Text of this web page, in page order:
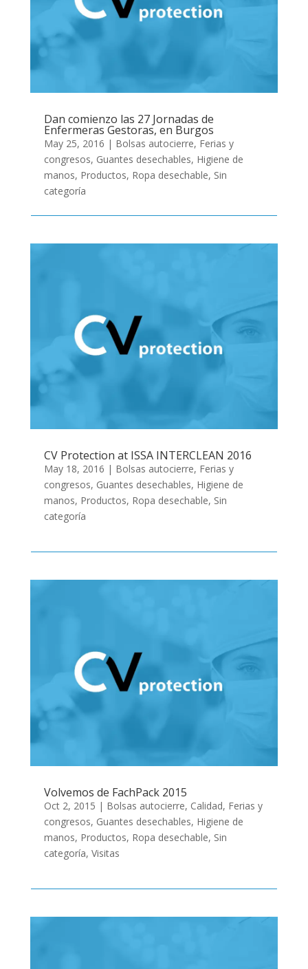
Dan comienzo las 27 Jornadas de
Enfermeras Gestoras, en Burgos
May 25, 2016 | Bolsas autocierre, Ferias y
congresos, Guantes desechables, Higiene de
manos, Productos, Ropa desechable, Sin
categoría
CV Protection at ISSA INTERCLEAN 2016
May 18, 2016 | Bolsas autocierre, Ferias y
congresos, Guantes desechables, Higiene de
manos, Productos, Ropa desechable, Sin
categoría
Volvemos de FachPack 2015
Oct 2, 2015 | Bolsas autocierre, Calidad, Ferias y
congresos, Guantes desechables, Higiene de
manos, Productos, Ropa desechable, Sin
categoría, Visitas